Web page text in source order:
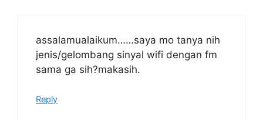
assalamualaikum……saya mo tanya nih
jenis/gelombang sinyal wifi dengan fm
sama ga sih?makasih.
Reply